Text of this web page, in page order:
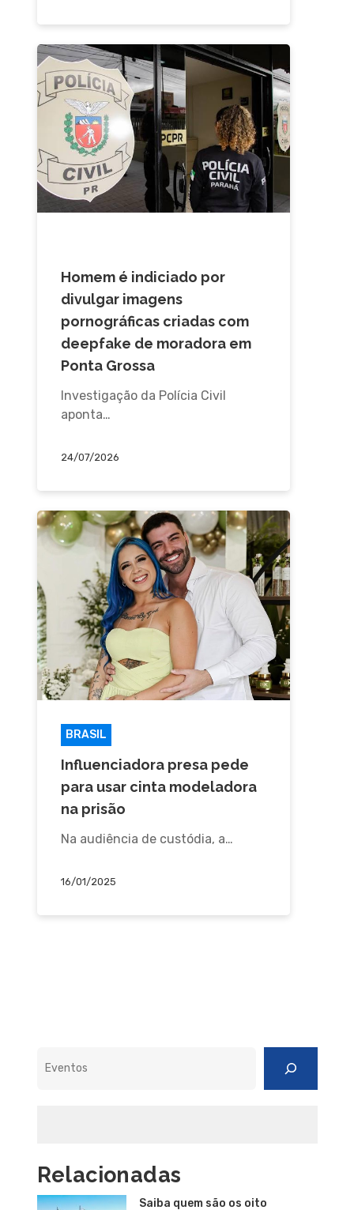
Homem é indiciado por
divulgar imagens
pornográficas criadas com
deepfake de moradora em
Ponta Grossa
Investigação da Polícia Civil
aponta…
24/07/2026
BRASIL
Influenciadora presa pede
para usar cinta modeladora
na prisão
Na audiência de custódia, a…
16/01/2025
Relacionadas
Saiba quem são os oito